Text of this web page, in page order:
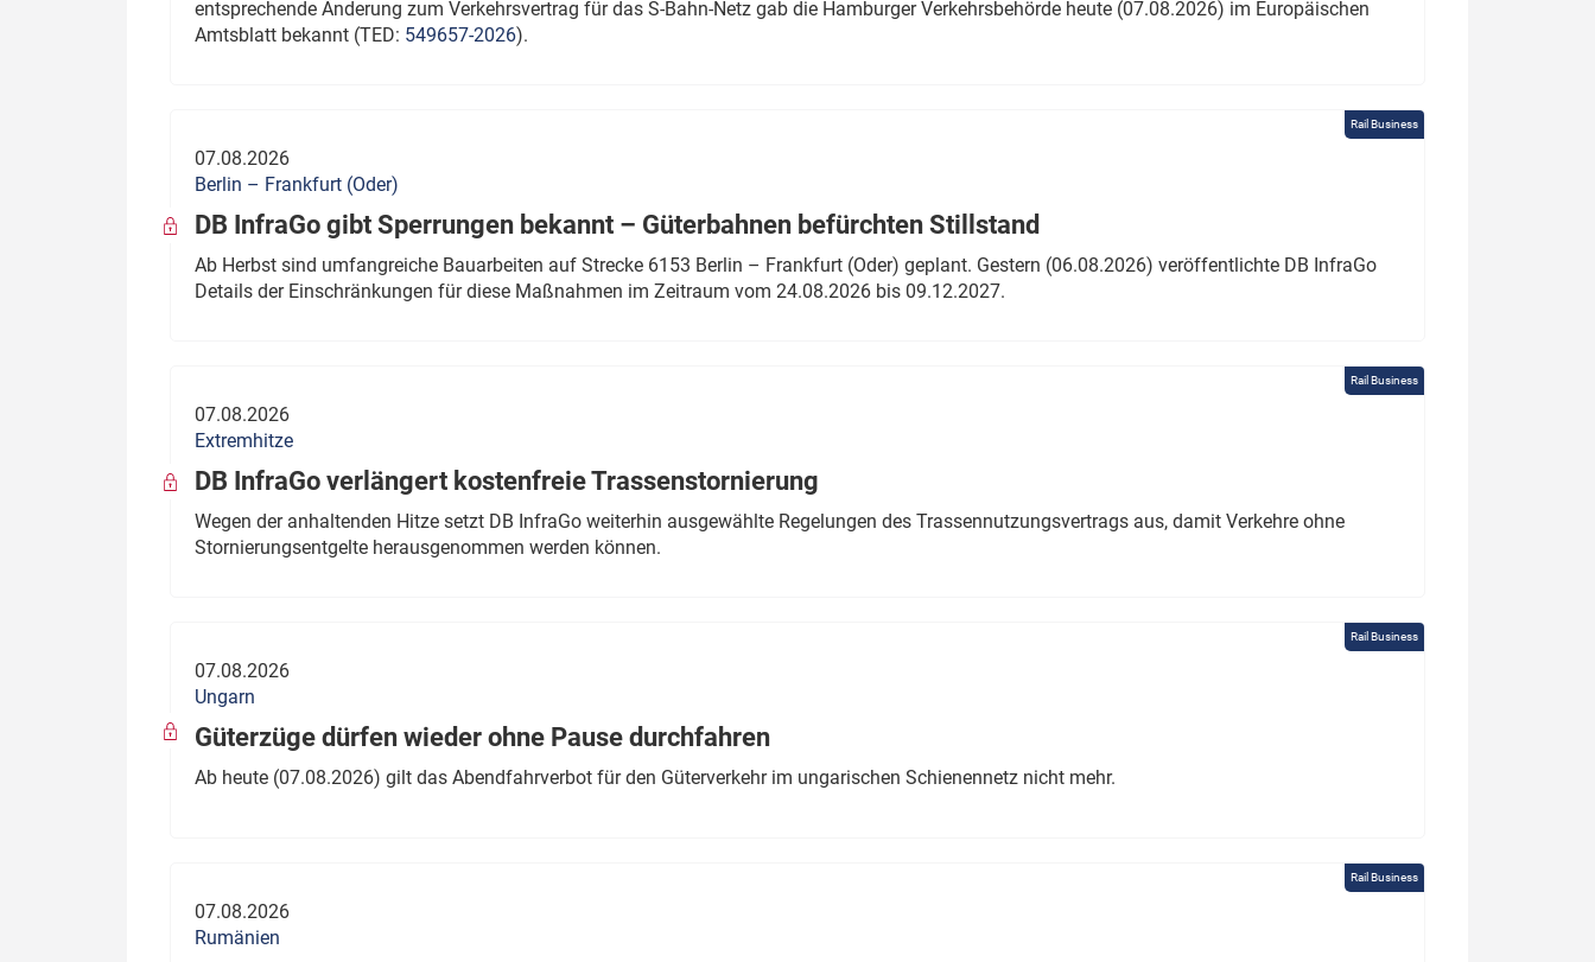
entsprechende Änderung zum Verkehrsvertrag für das S-Bahn-Netz gab die Hamburger Verkehrsbehörde heute (07.08.2026) im Europäischen
Amtsblatt bekannt (TED: 549657-2026).
Rail Business
07.08.2026
Berlin – Frankfurt (Oder)
DB InfraGo gibt Sperrungen bekannt – Güterbahnen befürchten Stillstand
Ab Herbst sind umfangreiche Bauarbeiten auf Strecke 6153 Berlin – Frankfurt (Oder) geplant. Gestern (06.08.2026) veröffentlichte DB InfraGo
Details der Einschränkungen für diese Maßnahmen im Zeitraum vom 24.08.2026 bis 09.12.2027.
Rail Business
07.08.2026
Extremhitze
DB InfraGo verlängert kostenfreie Trassenstornierung
Wegen der anhaltenden Hitze setzt DB InfraGo weiterhin ausgewählte Regelungen des Trassennutzungsvertrags aus, damit Verkehre ohne
Stornierungsentgelte herausgenommen werden können.
Rail Business
07.08.2026
Ungarn
Güterzüge dürfen wieder ohne Pause durchfahren
Ab heute (07.08.2026) gilt das Abendfahrverbot für den Güterverkehr im ungarischen Schienennetz nicht mehr.
Rail Business
07.08.2026
Rumänien